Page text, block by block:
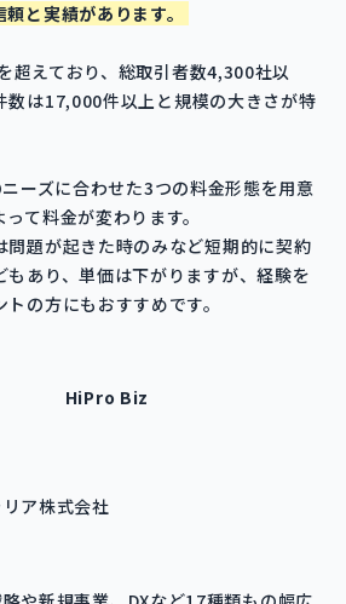
と実績があります。
超えており、総取引者数4,300社以
数は17,000件以上と規模の大きさが特
ーズに合わせた3つの料金形態を用意
て料金が変わります。
問題が起きた時のみなど短期的に契約
あり、単価は下がりますが、経験を
の方にもおすすめです。
HiPro Biz
ア株式会社